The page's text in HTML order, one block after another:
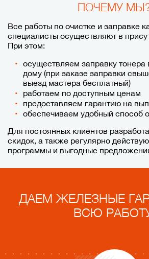
ПОЧЕМУ
Все работы по очистке и заправке
специалисты осуществляют в
При этом:
осуществляем заправку
дому (при заказе заправки
выезд мастера бесплатный)
работаем по доступным ценам
предоставляем гарантию на
обеспечиваем удобный способ
Для постоянных клиентов
скидок, а также регулярно
программы и выгодные
ДАЕМ ЖЕЛЕЗНЫЕ
ВСЮ